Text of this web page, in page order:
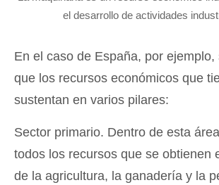
el desarrollo de actividades
En el caso de España, por ejemplo,
que los recursos económicos que
sustentan en varios pilares:
Sector primario. Dentro de esta
todos los recursos que se obtienen
de la agricultura, la ganadería y la